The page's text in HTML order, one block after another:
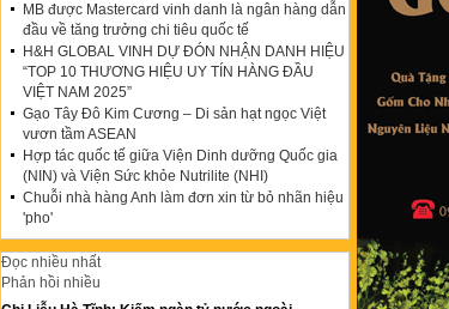
MB được Mastercard vinh danh là ngân hàng dẫn
đầu về tăng trưởng chi tiêu quốc tế
H&H GLOBAL VINH DỰ ĐÓN NHẬN DANH HIỆU
“TOP 10 THƯƠNG HIỆU UY TÍN HÀNG ĐẦU
VIỆT NAM 2025”
Gạo Tây Đô Kim Cương – Di sản hạt ngọc Việt
vươn tầm ASEAN
Hợp tác quốc tế giữa Viện Dinh dưỡng Quốc gia
(NIN) và Viện Sức khỏe Nutrilite (NHI)
Chuỗi nhà hàng Anh làm đơn xin từ bỏ nhãn hiệu
'pho'
Đọc nhiều nhất
Phản hồi nhiều